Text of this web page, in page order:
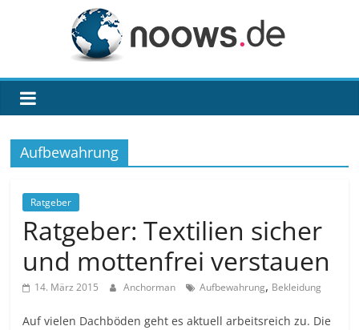
noows.de
Aufbewahrung
Ratgeber
Ratgeber: Textilien sicher
und mottenfrei verstauen
14. März 2015 Anchorman Aufbewahrung, Bekleidung
Auf vielen Dachböden geht es aktuell arbeitsreich zu. Die